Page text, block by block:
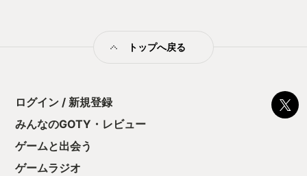
す、あの、ｷﾞﾘｷﾞﾘｷﾞﾘｨ…ｯっての ここで重要なのは力押しではな
じたデメリットも存在します。 腕を斬られれば腕がなくなりま
来なくなり、万が一利き手を失えば苦戦を強いられることでし
ょう。 片足を失えば踏み込みが不可能に、敵に急接近、あるい
は距離をとることが困難になり、敵との差し合いにおいて常に
リスクの高いやりとりを強要されます。 頭が切られれば即死、
トップへ戻る
ログイン / 新規登録
みんなのGOTY・レビュー
ゲームと出会う
ゲームラジオ